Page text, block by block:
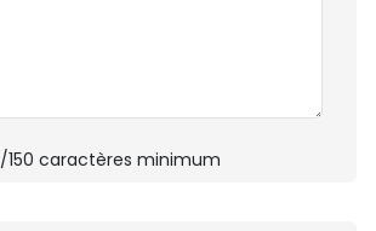
/150 caractères minimum